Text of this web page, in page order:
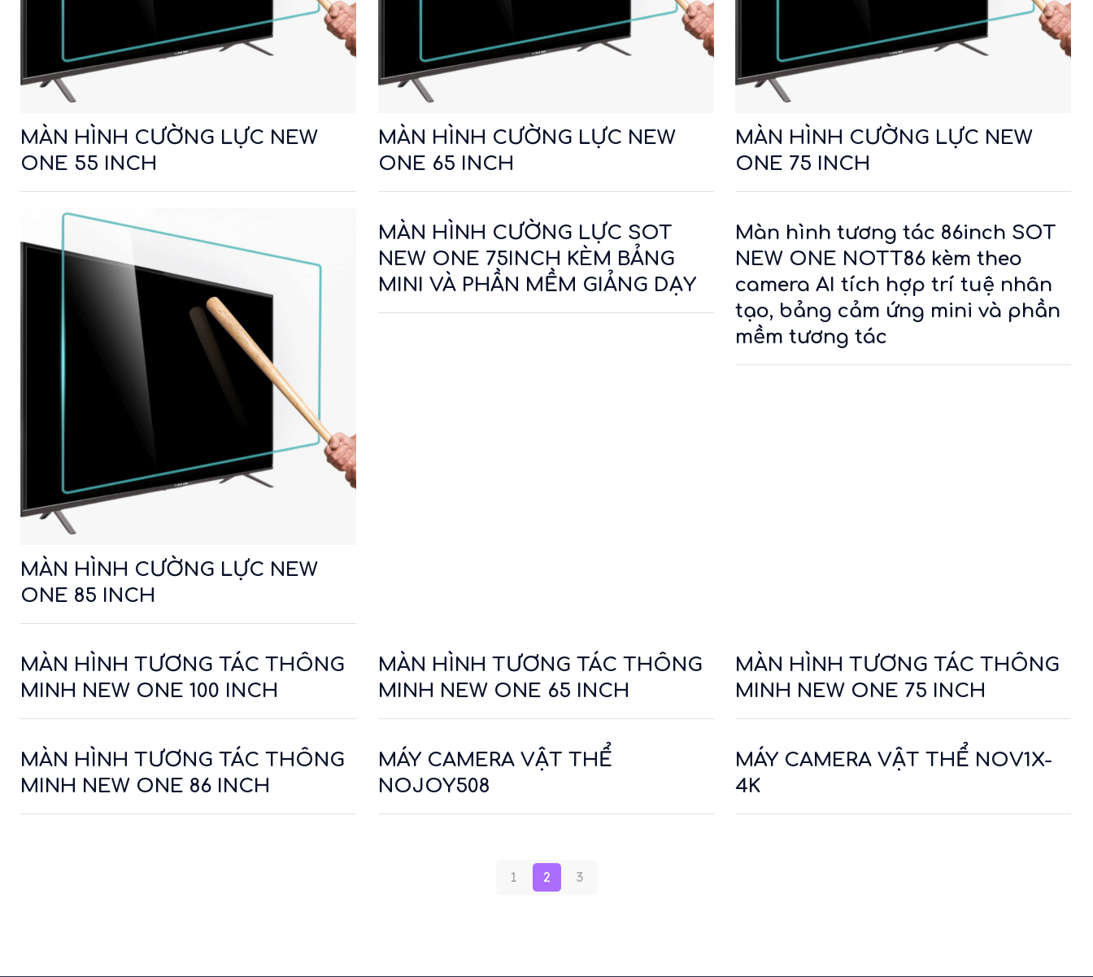
MÀN HÌNH CƯỜNG LỰC NEW
ONE 55 INCH
MÀN HÌNH CƯỜNG LỰC NEW
ONE 65 INCH
MÀN HÌNH CƯỜNG LỰC NEW
ONE 75 INCH
MÀN HÌNH CƯỜNG LỰC NEW
ONE 85 INCH
MÀN HÌNH CƯỜNG LỰC SOT
NEW ONE 75INCH KÈM BẢNG
MINI VÀ PHẦN MỀM GIẢNG DẠY
Màn hình tương tác 86inch SOT
NEW ONE NOTT86 kèm theo
camera AI tích hợp trí tuệ nhân
tạo, bảng cảm ứng mini và phần
mềm tương tác
MÀN HÌNH TƯƠNG TÁC THÔNG
MINH NEW ONE 100 INCH
MÀN HÌNH TƯƠNG TÁC THÔNG
MINH NEW ONE 65 INCH
MÀN HÌNH TƯƠNG TÁC THÔNG
MINH NEW ONE 75 INCH
MÀN HÌNH TƯƠNG TÁC THÔNG
MINH NEW ONE 86 INCH
MÁY CAMERA VẬT THỂ
NOJOY508
MÁY CAMERA VẬT THỂ NOV1X-
4K
1 2 3